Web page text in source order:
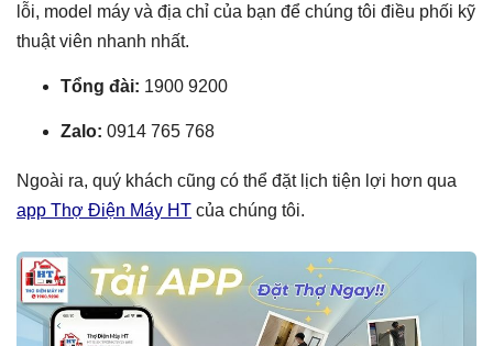
lỗi, model máy và địa chỉ của bạn để chúng tôi điều phối kỹ
thuật viên nhanh nhất.
Tổng đài: 1900 9200
Zalo: 0914 765 768
Ngoài ra, quý khách cũng có thể đặt lịch tiện lợi hơn qua
app Thợ Điện Máy HT của chúng tôi.